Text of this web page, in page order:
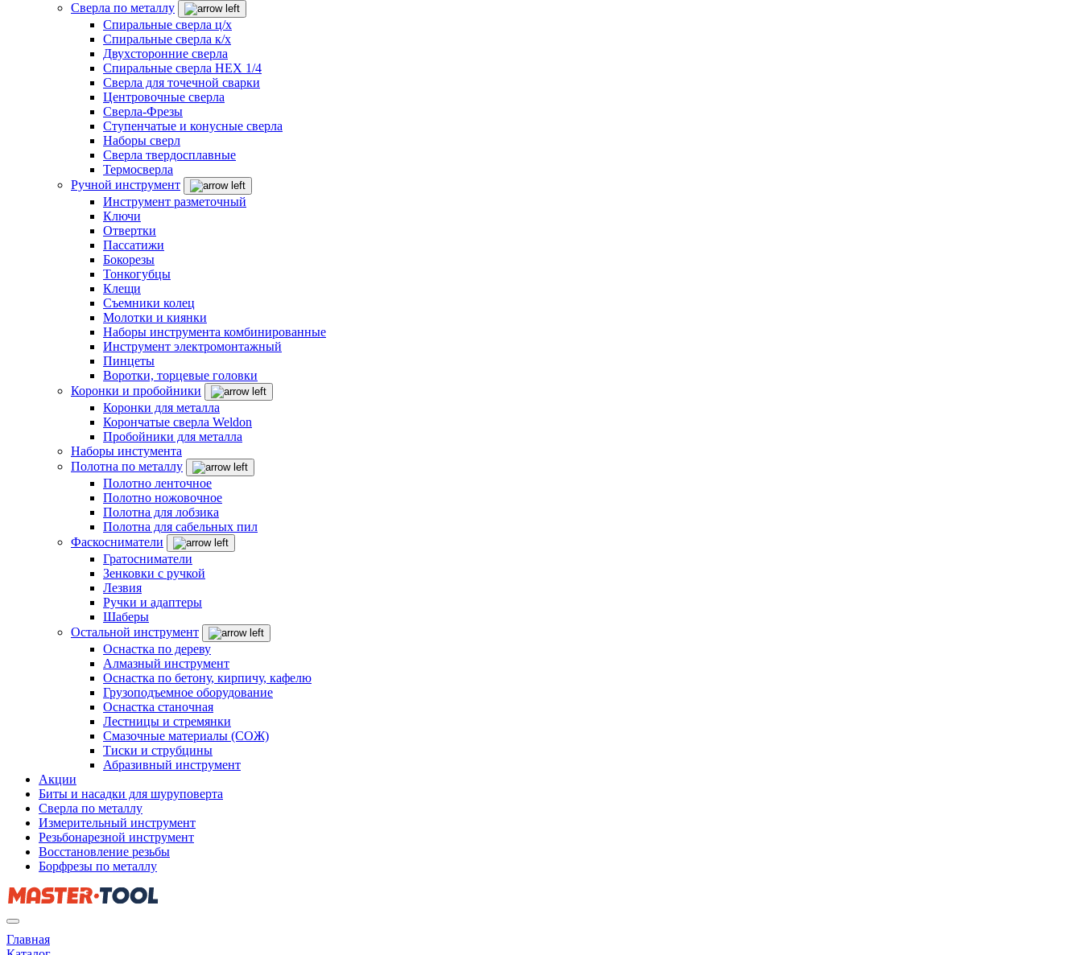
Сверла по металлу
Спиральные сверла ц/х
Спиральные сверла к/х
Двухсторонние сверла
Спиральные сверла HEX 1/4
Сверла для точечной сварки
Центровочные сверла
Сверла-Фрезы
Ступенчатые и конусные сверла
Наборы сверл
Сверла твердосплавные
Термосверла
Ручной инструмент
Инструмент разметочный
Ключи
Отвертки
Пассатижи
Бокорезы
Тонкогубцы
Клещи
Съемники колец
Молотки и киянки
Наборы инструмента комбинированные
Инструмент электромонтажный
Пинцеты
Воротки, торцевые головки
Коронки и пробойники
Коронки для металла
Корончатые сверла Weldon
Пробойники для металла
Наборы инстумента
Полотна по металлу
Полотно ленточное
Полотно ножовочное
Полотна для лобзика
Полотна для сабельных пил
Фаскосниматели
Гратосниматели
Зенковки с ручкой
Лезвия
Ручки и адаптеры
Шаберы
Остальной инструмент
Оснастка по дереву
Алмазный инструмент
Оснастка по бетону, кирпичу, кафелю
Грузоподъемное оборудование
Оснастка станочная
Лестницы и стремянки
Смазочные материалы (СОЖ)
Тиски и струбцины
Абразивный инструмент
Акции
Биты и насадки для шуруповерта
Сверла по металлу
Измерительный инструмент
Резьбонарезной инструмент
Восстановление резьбы
Борфрезы по металлу
Главная